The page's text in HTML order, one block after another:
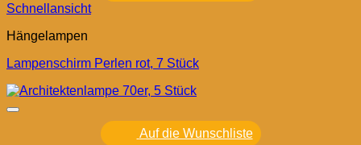
Schnellansicht
Hängelampen
Lampenschirm Perlen rot, 7 Stück
Auf die Wunschliste